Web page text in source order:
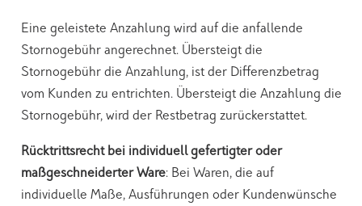
Eine geleistete Anzahlung wird auf die anfallende
Stornogebühr angerechnet. Übersteigt die
Stornogebühr die Anzahlung, ist der Differenzbetrag
vom Kunden zu entrichten. Übersteigt die Anzahlung die
Stornogebühr, wird der Restbetrag zurückerstattet.
Rücktrittsrecht bei individuell gefertigter oder
maßgeschneiderter Ware: Bei Waren, die auf
individuelle Maße, Ausführungen oder Kundenwünsche